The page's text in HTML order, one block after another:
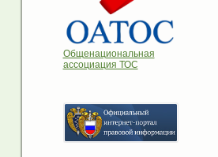
Общенациональная
ассоциация ТОС